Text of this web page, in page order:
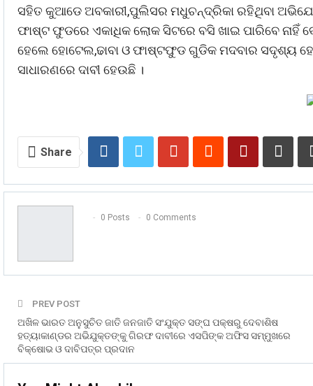
ସହିତ କୁଆଡେ ଅବକାରୀ,ପୁଲିସର ମଧୁଚନ୍ଦ୍ରିକା ରହିଥିବା
ଫାଷ୍ଟ ଫୁଡରେ ଏକାଧିକ ଲୋକ ସିଟରେ ବସି ଖାଇ ପାରିବେ ନାହିଁ
ହେଲେ ହୋଟେଲ,ଢାବା ଓ ଫାଷ୍ଟଫୁଡ ଗୁଡିକ ମଦବାର ସଦୃଶ୍ୟ
ସାଧାରଣରେ ଦାବୀ ହେଉଛି ।
Share
0 Posts 0 Comments
PREV POST
ଅଖିଳ ଭାରତ ଅନୁସୁଚିତ ଜାତି ଜନଜାତି ସଂଯୁକ୍ତ ସଙ୍ଘ ପକ୍ଷରୁ ଦେବାଶିଷ
ହତ୍ୟାକାଣ୍ଡର ଅଭିଯୁକ୍ତଙ୍କୁ ଗିରଫ ଦାବୀରେ ଏସପିଙ୍କ ଅଫିସ ସମ୍ମୁଖରେ
ବିକ୍ଷୋଭ ଓ ଦାବିପତ୍ର ପ୍ରଦାନ